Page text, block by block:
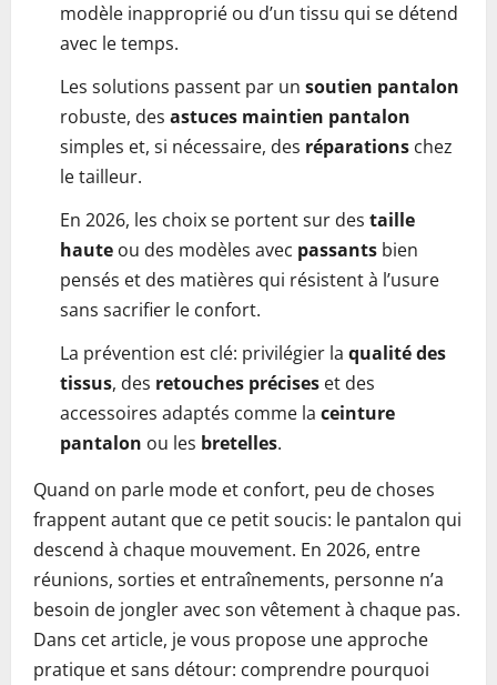
modèle inapproprié ou d’un tissu qui se détend
avec le temps.
Les solutions passent par un soutien pantalon
robuste, des astuces maintien pantalon
simples et, si nécessaire, des réparations chez
le tailleur.
En 2026, les choix se portent sur des taille
haute ou des modèles avec passants bien
pensés et des matières qui résistent à l’usure
sans sacrifier le confort.
La prévention est clé: privilégier la qualité des
tissus, des retouches précises et des
accessoires adaptés comme la ceinture
pantalon ou les bretelles.
Quand on parle mode et confort, peu de choses
frappent autant que ce petit soucis: le pantalon qui
descend à chaque mouvement. En 2026, entre
réunions, sorties et entraînements, personne n’a
besoin de jongler avec son vêtement à chaque pas.
Dans cet article, je vous propose une approche
pratique et sans détour: comprendre pourquoi